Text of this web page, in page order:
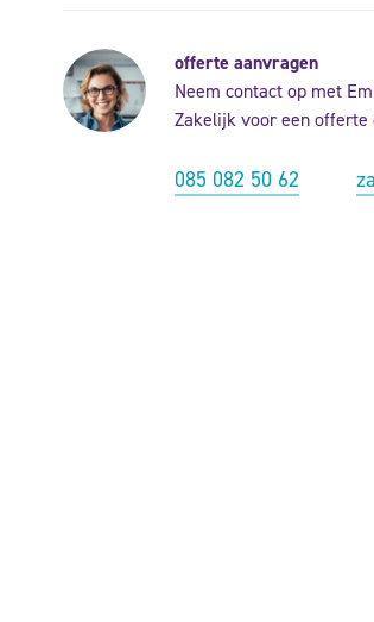
offerte aanvragen
Neem contact op met
Zakelijk voor een offerte
085 082 50 62